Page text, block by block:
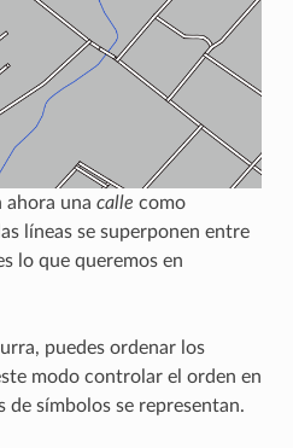
ahora una calle como
líneas se superponen entre
lo que queremos en
puedes ordenar los
modo controlar el orden en
de símbolos se representan.